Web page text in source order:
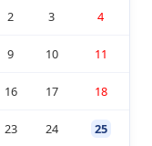
2 3 4
9 10 11
16 17 18
23 24 25